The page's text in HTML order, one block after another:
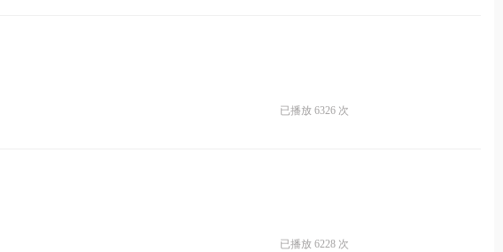
已播放 6326 次
已播放 6228 次